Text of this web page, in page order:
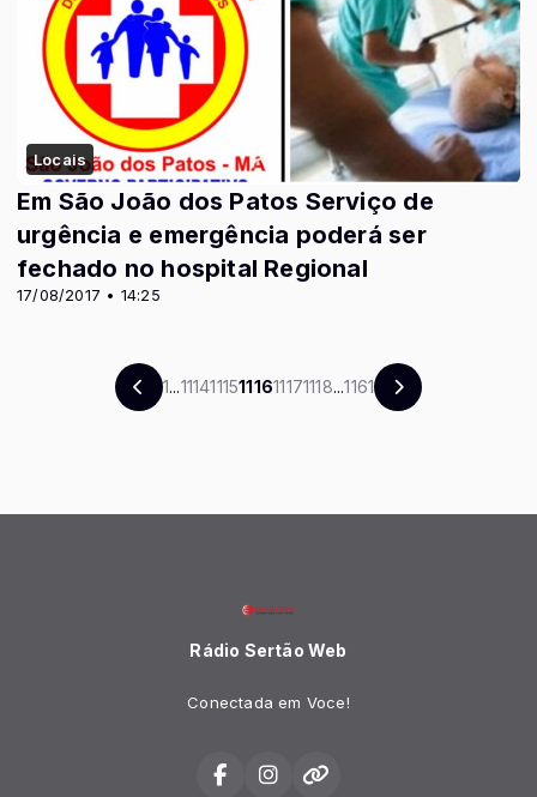
Locais
17/08/2017 • 14:25
Em São João dos Patos Serviço de
urgência e emergência poderá ser
fechado no hospital Regional
1...11141115111611171118...1161
Rádio Sertão Web
Conectada em Voce!